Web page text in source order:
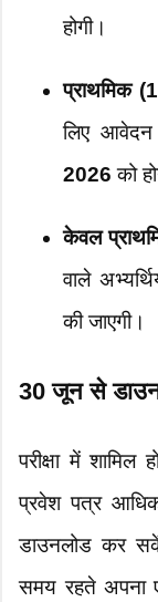
होगी।
प्राथमिक
लिए आवेदन
2026 को
केवल
वाले
की जाएगी।
30 जून से
परीक्षा में शामिल
प्रवेश पत्र
डाउनलोड कर
समय रहते अपना